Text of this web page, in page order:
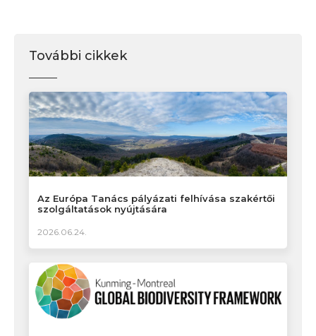
További cikkek
Az Európa Tanács pályázati felhívása szakértői
szolgáltatások nyújtására
2026.06.24.